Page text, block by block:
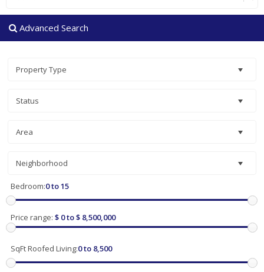
Advanced Search
Property Type
Status
Area
Neighborhood
Bedroom:0 to 15
Price range: $ 0 to $ 8,500,000
SqFt Roofed Living:0 to 8,500